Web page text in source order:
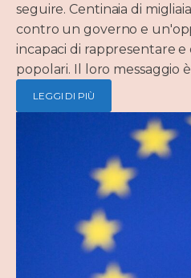
seguire. Centinaia di
contro un governo e
incapaci di rappresentare
popolari. Il loro messaggio
LEGGI DI PIÙ